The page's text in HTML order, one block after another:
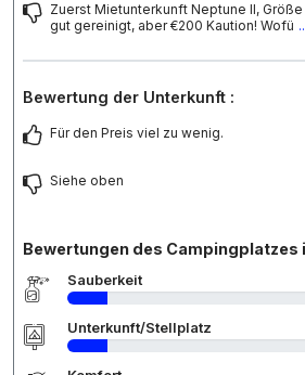
Zuerst Mietunterkunft Neptune II,
gut gereinigt, aber €200 Kaution! Wofü
Bewertung der Unterkunft :
Für den Preis viel zu wenig.
Siehe oben
Bewertungen des Campingplatzes
Sauberkeit
Unterkunft/Stellplatz